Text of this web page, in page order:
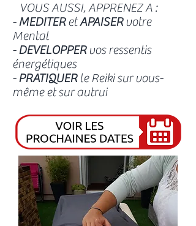
VOUS AUSSI, APPRENEZ A :
-MEDITERetAPAISER votre
Mental
-DEVELOPPER vos ressentis
énergétiques
-PRATIQUER le Reiki sur vous-
même et sur autrui